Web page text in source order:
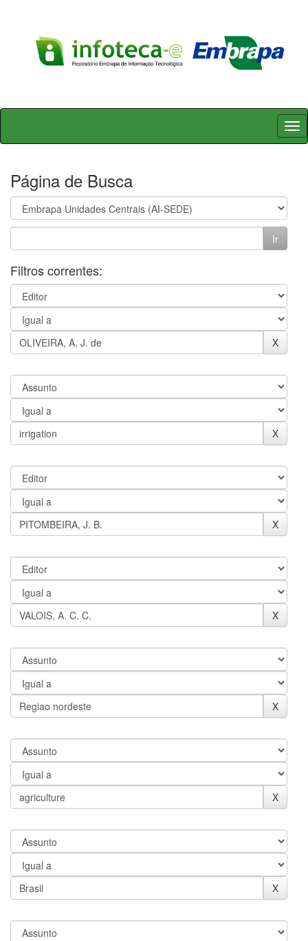
Skip
Página de Busca
Filtros correntes: